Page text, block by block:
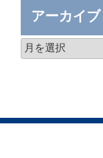
アーカイブ